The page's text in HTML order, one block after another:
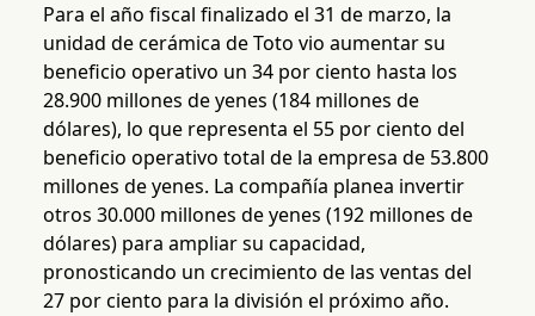
Para el año fiscal finalizado el 31 de marzo, la
unidad de cerámica de Toto vio aumentar su
beneficio operativo un 34 por ciento hasta los
28.900 millones de yenes (184 millones de
dólares), lo que representa el 55 por ciento del
beneficio operativo total de la empresa de 53.800
millones de yenes. La compañía planea invertir
otros 30.000 millones de yenes (192 millones de
dólares) para ampliar su capacidad,
pronosticando un crecimiento de las ventas del
27 por ciento para la división el próximo año.